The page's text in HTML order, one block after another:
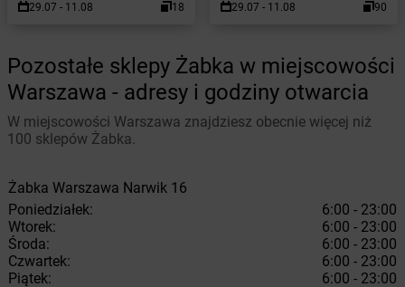
29.07 - 11.08
18
29.07 - 11.08
90
Pozostałe sklepy Żabka w miejscowości
Warszawa - adresy i godziny otwarcia
W miejscowości Warszawa znajdziesz obecnie więcej niż
100 sklepów Żabka.
Żabka Warszawa Narwik 16
Poniedziałek:
6:00 - 23:00
Wtorek:
6:00 - 23:00
Środa:
6:00 - 23:00
Czwartek:
6:00 - 23:00
Piątek:
6:00 - 23:00